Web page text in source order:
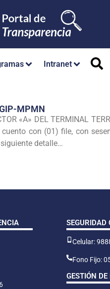
Intranet
MPMN
«A» DEL TERMINAL
cuento con (01) file, con
detalle…
Celular:
Fono Fijo:
GESTIÓN DE